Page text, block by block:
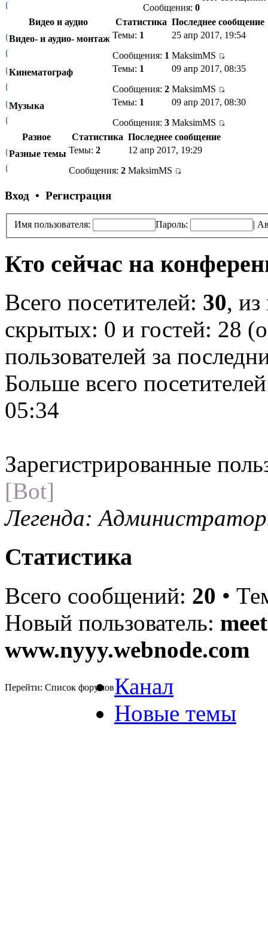
Сообщения: 0
Видео и аудио Статистика Последнее сообщение
Видео- и аудио- монтаж Темы: 1
Сообщения: 1
25 апр 2017, 19:54
MaksimMS
Кинематограф
Темы: 1
Сообщения: 2
09 апр 2017, 08:35
MaksimMS
Музыка
Темы: 1
Сообщения: 3
09 апр 2017, 08:30
MaksimMS
Разное
Статистика Последнее сообщение
Разные темы Темы: 2
Сообщения: 2
12 апр 2017, 19:29
MaksimMS
Вход • Регистрация
Имя пользователя: Пароль: |
Кто сейчас на
Всего посетителей: 30, из
скрытых: 0 и гостей: 28
пользователей за
Больше всего
05:34
Зарегистрированные
[Bot]
Легенда:
Статистика
Всего сообщений: 20 •
Новый пользователь:
www.nyyy.webnode.com
Перейти: Список форумовКанал
Новые темы